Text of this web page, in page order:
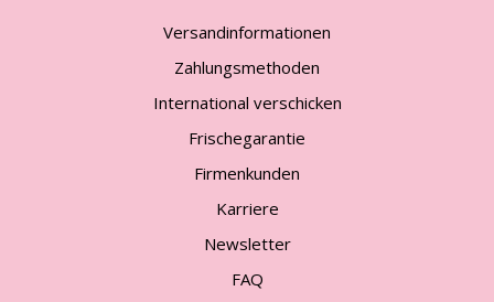
Versandinformationen
Zahlungsmethoden
International verschicken
Frischegarantie
Firmenkunden
Karriere
Newsletter
FAQ